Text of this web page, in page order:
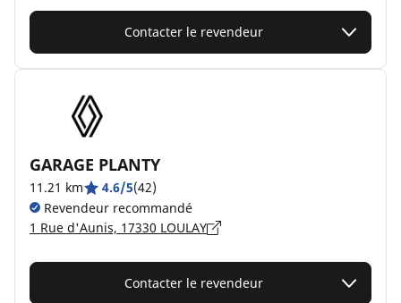
Contacter le revendeur
GARAGE PLANTY
11.21 km 4.6/5(42)
Revendeur recommandé
1 Rue d'Aunis, 17330 LOULAY
Contacter le revendeur